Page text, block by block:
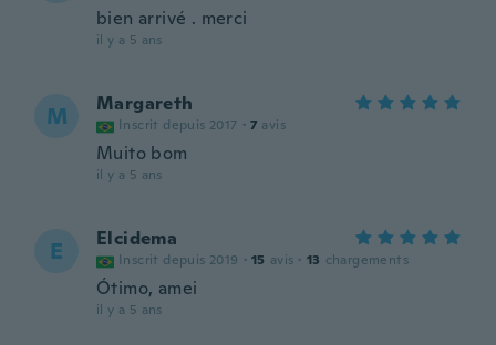
bien arrivé . merci
il y a 5 ans
M Margareth
Inscrit depuis 2017 · 7 avis
Muito bom
il y a 5 ans
E Elcidema
Inscrit depuis 2019 · 15 avis · 13 chargements
Ótimo, amei
il y a 5 ans